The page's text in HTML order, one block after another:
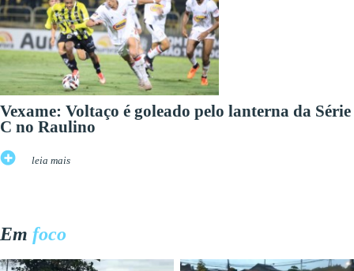
Vexame: Voltaço é goleado pelo lanterna da Série
C no Raulino
leia mais
Em foco